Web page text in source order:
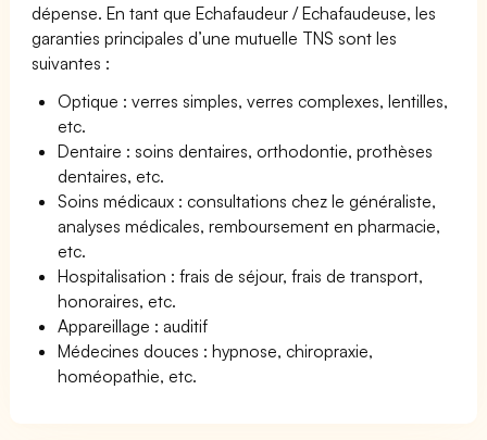
dépense. En tant que Echafaudeur / Echafaudeuse, les
garanties principales d’une mutuelle TNS sont les
suivantes :
Optique : verres simples, verres complexes, lentilles,
etc.
Dentaire : soins dentaires, orthodontie, prothèses
dentaires, etc.
Soins médicaux : consultations chez le généraliste,
analyses médicales, remboursement en pharmacie,
etc.
Hospitalisation : frais de séjour, frais de transport,
honoraires, etc.
Appareillage : auditif
Médecines douces : hypnose, chiropraxie,
homéopathie, etc.